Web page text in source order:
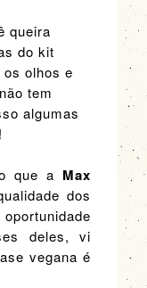
queira
do kit
olhos e
tem
algumas
que a Max
dos
deles, vi
vegana é